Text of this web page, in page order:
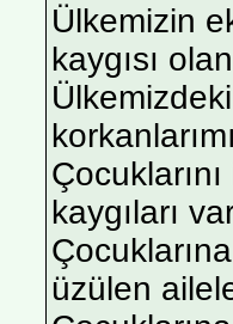
Ülkemizin
kaygısı
kaygıları
üzülen